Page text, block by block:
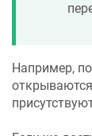
Например,